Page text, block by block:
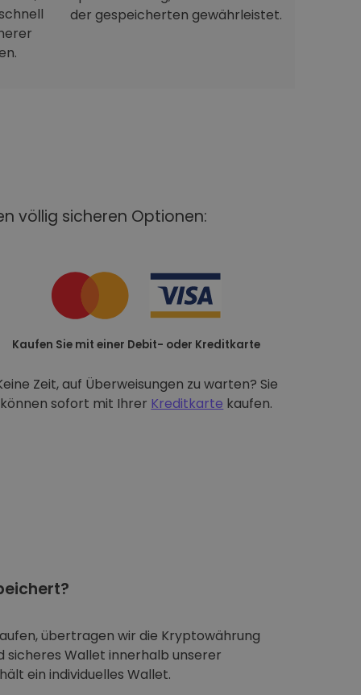
der gespeicherten gewährleistet.
völlig sicheren Optionen:
Kaufen Sie mit einer Debit- oder Kreditkarte
Zeit, auf Überweisungen zu warten? Sie
können sofort mit Ihrer Kreditkarte kaufen.
übertragen wir die Kryptowährung
sicheres Wallet innerhalb unserer
ein individuelles Wallet.